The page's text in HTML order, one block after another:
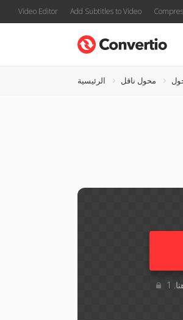
Video Editor Add Subtitles to Video
الرئيسية محول ناقل